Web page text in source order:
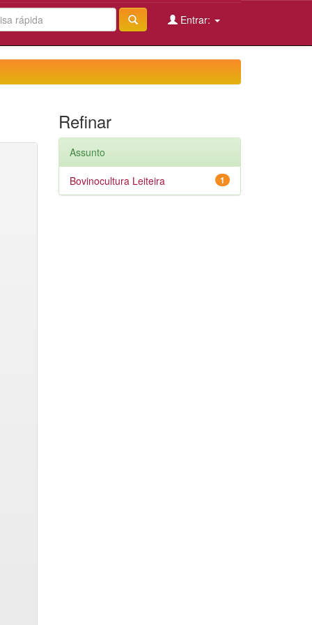
Entrar:
Refinar
Assunto
1
Bovinocultura Leiteira